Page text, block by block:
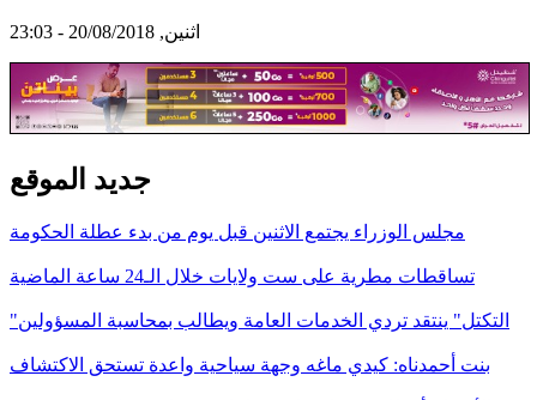
اثنين, 20/08/2018 - 23:03
جديد الموقع
مجلس الوزراء يجتمع الاثنين قبل يوم من بدء عطلة الحكومة
تساقطات مطرية على ست ولايات خلال الـ24 ساعة الماضية
"التكتل" ينتقد تردي الخدمات العامة ويطالب بمحاسبة المسؤولين
بنت أحمدناه: كيدي ماغه وجهة سياحية واعدة تستحق الاكتشاف